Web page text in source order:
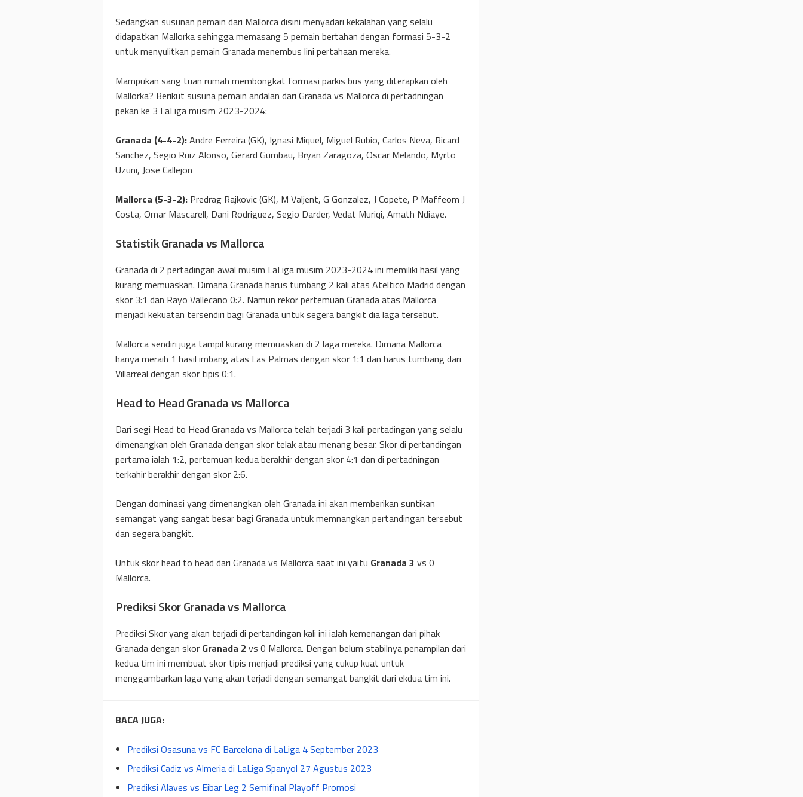
Sedangkan susunan pemain dari Mallorca disini menyadari kekalahan yang selalu
didapatkan Mallorka sehingga memasang 5 pemain bertahan dengan formasi 5-3-2
untuk menyulitkan pemain Granada menembus lini pertahaan mereka.
Mampukan sang tuan rumah membongkat formasi parkis bus yang diterapkan oleh
Mallorka? Berikut susuna pemain andalan dari Granada vs Mallorca di pertadningan
pekan ke 3 LaLiga musim 2023-2024:
Granada (4-4-2):Andre Ferreira (GK), Ignasi Miquel, Miguel Rubio, Carlos Neva, Ricard
Sanchez, Segio Ruiz Alonso, Gerard Gumbau, Bryan Zaragoza, Oscar Melando, Myrto
Uzuni, Jose Callejon
Mallorca (5-3-2): Predrag Rajkovic (GK), M Valjent, G Gonzalez, J Copete, P Maffeom J
Costa, Omar Mascarell, Dani Rodriguez, Segio Darder, Vedat Muriqi, Amath Ndiaye.
Statistik Granada vs Mallorca
Granada di 2 pertadingan awal musim LaLiga musim 2023-2024 ini memiliki hasil yang
kurang memuaskan. Dimana Granada harus tumbang 2 kali atas Ateltico Madrid dengan
skor 3:1 dan Rayo Vallecano 0:2. Namun rekor pertemuan Granada atas Mallorca
menjadi kekuatan tersendiri bagi Granada untuk segera bangkit dia laga tersebut.
Mallorca sendiri juga tampil kurang memuaskan di 2 laga mereka. Dimana Mallorca
hanya meraih 1 hasil imbang atas Las Palmas dengan skor 1:1 dan harus tumbang dari
Villarreal dengan skor tipis 0:1.
Head to Head Granada vs Mallorca
Dari segi Head to Head Granada vs Mallorca telah terjadi 3 kali pertadingan yang selalu
dimenangkan oleh Granada dengan skor telak atau menang besar. Skor di pertandingan
pertama ialah 1:2, pertemuan kedua berakhir dengan skor 4:1 dan di pertadningan
terkahir berakhir dengan skor 2:6.
Dengan dominasi yang dimenangkan oleh Granada ini akan memberikan suntikan
semangat yang sangat besar bagi Granada untuk memnangkan pertandingan tersebut
dan segera bangkit.
Untuk skor head to head dari Granada vs Mallorca saat ini yaitu Granada 3 vs 0
Mallorca.
Prediksi Skor Granada vs Mallorca
Prediksi Skor yang akan terjadi di pertandingan kali ini ialah kemenangan dari pihak
Granada dengan skor Granada 2 vs 0 Mallorca. Dengan belum stabilnya penampilan dari
kedua tim ini membuat skor tipis menjadi prediksi yang cukup kuat untuk
menggambarkan laga yang akan terjadi dengan semangat bangkit dari ekdua tim ini.
BACA JUGA:
Prediksi Osasuna vs FC Barcelona di LaLiga 4 September 2023
Prediksi Cadiz vs Almeria di LaLiga Spanyol 27 Agustus 2023
Prediksi Alaves vs Eibar Leg 2 Semifinal Playoff Promosi